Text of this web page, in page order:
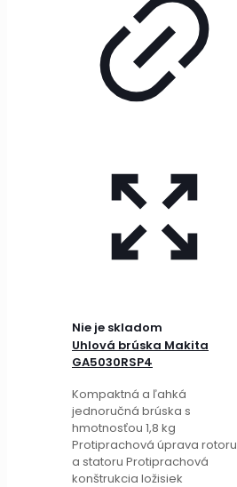
Nie je skladom
Uhlová brúska Makita
GA5030RSP4
Kompaktná a ľahká
jednoručná brúska s
hmotnosťou 1,8 kg
Protiprachová úprava rotoru
a statoru Protiprachová
konštrukcia ložisiek